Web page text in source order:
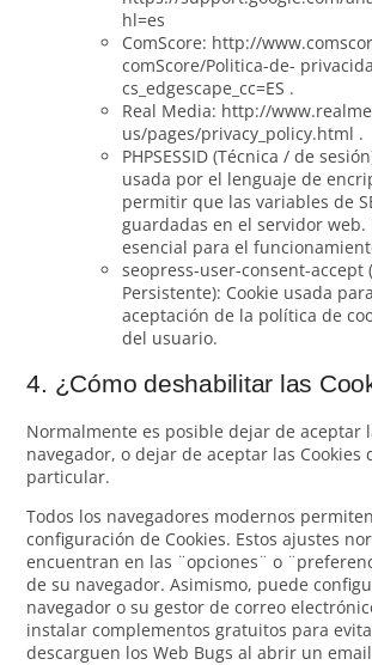
hl=es
ComScore: http://
comScore/Politica-de-
cs_edgescape_cc=ES .
Real Media: http://
us/pages/privacy_policy.html .
PHPSESSID (Técnica / de
usada por el lenguaje de
permitir que las variables de
guardadas en el servidor web.
esencial para el
seopress-user-consent-accept
Persistente): Cookie usada
aceptación de la política de
del usuario.
4. ¿Cómo deshabilitar las
Normalmente es posible dejar de aceptar
navegador, o dejar de aceptar las Cookies
particular.
Todos los navegadores modernos
configuración de Cookies. Estos ajustes
encuentran en las ¨opciones¨ o
de su navegador. Asimismo, puede
navegador o su gestor de correo
instalar complementos gratuitos para
descarguen los Web Bugs al abrir un